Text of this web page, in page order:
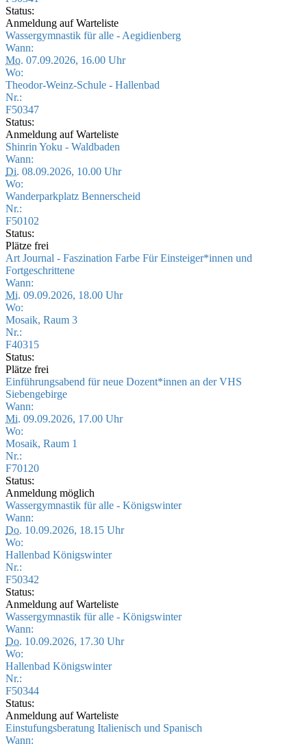
Status:
Anmeldung auf Warteliste
Wassergymnastik für alle - Aegidienberg
Wann:
Mo. 07.09.2026, 16.00 Uhr
Wo:
Theodor-Weinz-Schule - Hallenbad
Nr.:
F50347
Status:
Anmeldung auf Warteliste
Shinrin Yoku - Waldbaden
Wann:
Di. 08.09.2026, 10.00 Uhr
Wo:
Wanderparkplatz Bennerscheid
Nr.:
F50102
Status:
Plätze frei
Art Journal - Faszination Farbe Für Einsteiger*innen und
Fortgeschrittene
Wann:
Mi. 09.09.2026, 18.00 Uhr
Wo:
Mosaik, Raum 3
Nr.:
F40315
Status:
Plätze frei
Einführungsabend für neue Dozent*innen an der VHS
Siebengebirge
Wann:
Mi. 09.09.2026, 17.00 Uhr
Wo:
Mosaik, Raum 1
Nr.:
F70120
Status:
Anmeldung möglich
Wassergymnastik für alle - Königswinter
Wann:
Do. 10.09.2026, 18.15 Uhr
Wo:
Hallenbad Königswinter
Nr.:
F50342
Status:
Anmeldung auf Warteliste
Wassergymnastik für alle - Königswinter
Wann:
Do. 10.09.2026, 17.30 Uhr
Wo:
Hallenbad Königswinter
Nr.:
F50344
Status:
Anmeldung auf Warteliste
Einstufungsberatung Italienisch und Spanisch
Wann: